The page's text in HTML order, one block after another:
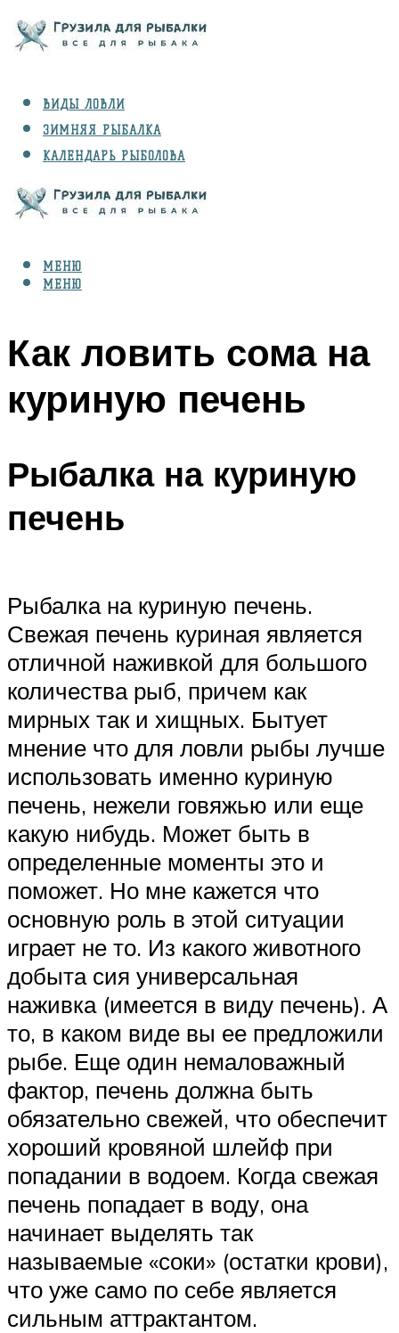
ВИДЫ ЛОВЛИ
ЗИМНЯЯ РЫБАЛКА
КАЛЕНДАРЬ РЫБОЛОВА
СНАРЯЖЕНИЕ
МЕНЮ
МЕНЮ
Как ловить сома на
куриную печень
Рыбалка на куриную
печень
Рыбалка на куриную печень.
Свежая печень куриная является
отличной наживкой для большого
количества рыб, причем как
мирных так и хищных. Бытует
мнение что для ловли рыбы лучше
использовать именно куриную
печень, нежели говяжью или еще
какую нибудь. Может быть в
определенные моменты это и
поможет. Но мне кажется что
основную роль в этой ситуации
играет не то. Из какого животного
добыта сия универсальная
наживка (имеется в виду печень). А
то, в каком виде вы ее предложили
рыбе. Еще один немаловажный
фактор, печень должна быть
обязательно свежей, что обеспечит
хороший кровяной шлейф при
попадании в водоем. Когда свежая
печень попадает в воду, она
начинает выделять так
называемые «соки» (остатки крови),
что уже само по себе является
сильным аттрактантом.